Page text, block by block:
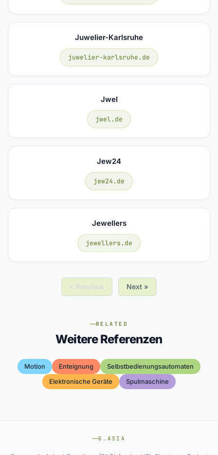
Juwelier-Karlsruhe
juwelier-karlsruhe.de
Jwel
jwel.de
Jew24
jew24.de
Jewellers
jewellers.de
« Previous Next »
RELATED
Weitere Referenzen
Motion Enteignung
Selbstbedienungsautomaten
Elektronische Geräte
Spulmaschine
G.ASIA